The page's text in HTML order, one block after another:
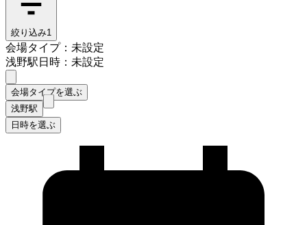
絞り込み1
会場タイプ：未設定
浅野駅日時：未設定
会場タイプを選ぶ
浅野駅
日時を選ぶ